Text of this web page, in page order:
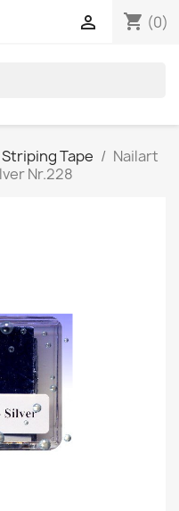
shopping_cart (0)

Tape
Nailart
Nr.228